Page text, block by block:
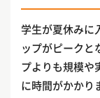
学生が夏休みに
ップがピークと
プよりも規模や
に時間がかかり